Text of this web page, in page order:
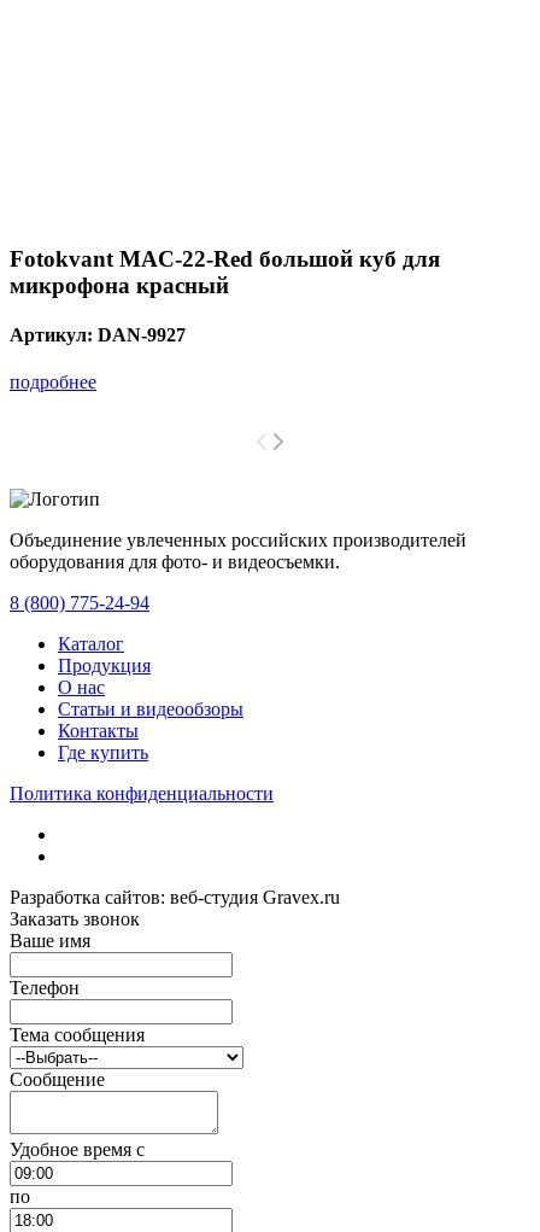
Fotokvant MAC-22-Red большой куб для
микрофона красный
Артикул: DAN-9927
подробнее
Объединение увлеченных российских производителей
оборудования для фото- и видеосъемки.
8 (800) 775-24-94
Каталог
Продукция
О нас
Статьи и видеообзоры
Контакты
Где купить
Политика конфиденциальности
Разработка сайтов: веб-студия Gravex.ru
Заказать звонок
Ваше имя
Телефон
Тема сообщения
Сообщение
Удобное время c
по